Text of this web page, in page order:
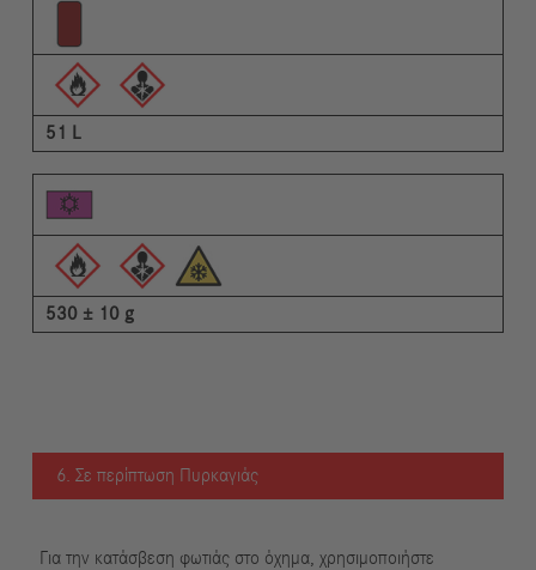
51 L
530 ± 10 g
6. Σε περίπτωση Πυρκαγιάς
Για την κατάσβεση φωτιάς στο όχημα, χρησιμοποιήστε